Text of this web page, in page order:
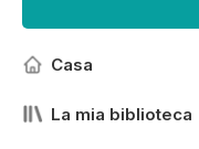
Casa
La mia biblioteca